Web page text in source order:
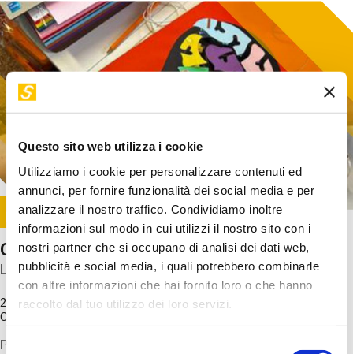
Questo sito web utilizza i cookie
Utilizziamo i cookie per personalizzare contenuti ed
annunci, per fornire funzionalità dei social media e per
analizzare il nostro traffico. Condividiamo inoltre
informazioni sul modo in cui utilizzi il nostro sito con i
nostri partner che si occupano di analisi dei dati web,
pubblicità e social media, i quali potrebbero combinarle
con altre informazioni che hai fornito loro o che hanno
raccolto dal tuo utilizzo dei loro servizi.
Selezione
Image
SUNDAY@STEP
Come funziona il cervello?
Laboratorio
20 Set 2026 / 11:15 - 13:00
Costo
Proveremo a costruire un cervello in cartoncino cercando di